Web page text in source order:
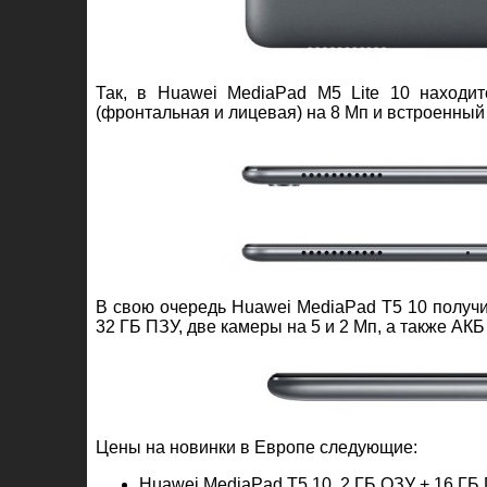
Так, в Huawei MediaPad M5 Lite 10
(фронтальная и лицевая) на 8 Мп и встроенный
В свою очередь Huawei MediaPad T5 10
32 ГБ ПЗУ, две камеры на 5 и 2 Мп, а также АКБ
Цены на новинки в Европе следующие: